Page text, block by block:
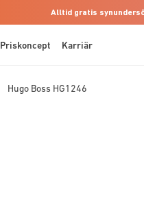
Alltid gratis
Priskoncept Karriär
Hugo Boss HG1246